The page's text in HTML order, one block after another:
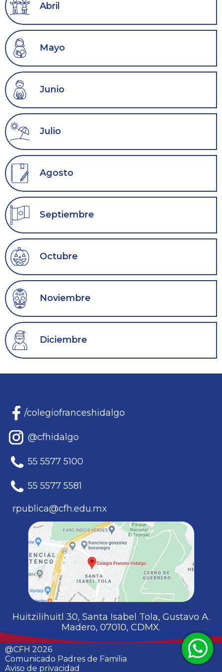
Abril
Mayo
Junio
Julio
Agosto
Septiembre
Octubre
Noviembre
Diciembre
/colegiofranceshidalgo
@cfhidalgo
55 5577 5100
55 5577 5581
rpublica@cfh.edu.mx
Huitzilihuitl 30, Santa Isabel Tola, Gustavo A.
Madero, 07010, CDMX.
@CFH 2026
Comunicado Padres de Familia
Aviso de privacidad